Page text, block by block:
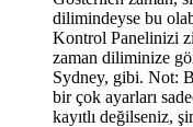
dilimindeyse bu
Kontrol Panelinizi
zaman diliminize
Sydney, gibi. Not:
bir çok ayarları
kayıtlı değilseniz,